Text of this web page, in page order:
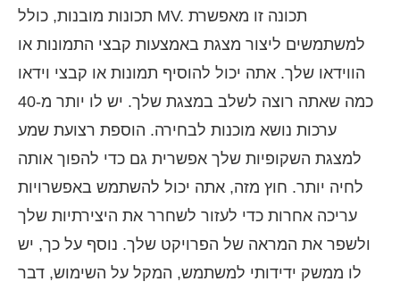
תכונות מובנות, כולל MV. תכונה זו מאפשרת
למשתמשים ליצור מצגת באמצעות קבצי התמונות או
הווידאו שלך. אתה יכול להוסיף תמונות או קבצי וידאו
כמה שאתה רוצה לשלב במצגת שלך. יש לו יותר מ-40
ערכות נושא מוכנות לבחירה. הוספת רצועת שמע
למצגת השקופיות שלך אפשרית גם כדי להפוך אותה
לחיה יותר. חוץ מזה, אתה יכול להשתמש באפשרויות
עריכה אחרות כדי לעזור לשחרר את היצירתיות שלך
ולשפר את המראה של הפרויקט שלך. נוסף על כך, יש
לו ממשק ידידותי למשתמש, המקל על השימוש, דבר